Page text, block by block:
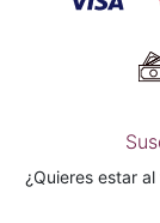
¿Quieres estar